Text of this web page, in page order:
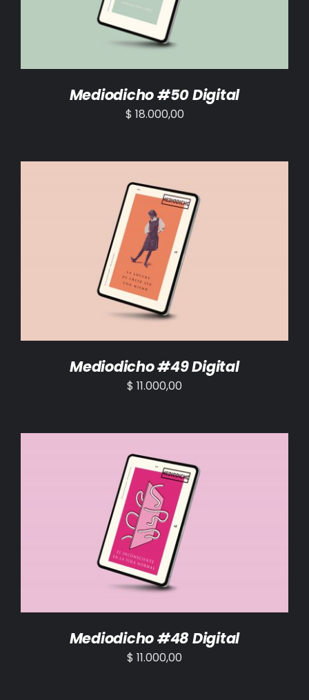
Mediodicho #50 Digital
$ 18.000,00
AÑADIR AL CARRITO /
Mediodicho #49 Digital
$ 11.000,00
AÑADIR AL CARRITO /
Mediodicho #48 Digital
$ 11.000,00